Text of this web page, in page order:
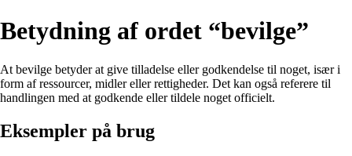
Betydning af ordet “bevilge”
At bevilge betyder at give tilladelse eller godkendelse til noget, især i
form af ressourcer, midler eller rettigheder. Det kan også referere til
handlingen med at godkende eller tildele noget officielt.
Eksempler på brug